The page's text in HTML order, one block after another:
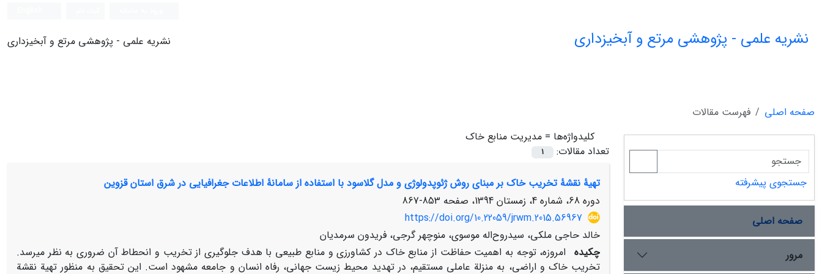
نشریه علمی - پژوهشی مرتع و آبخیزداری نشریه علمی - پژوهشی مرتع و آبخیزداری
صفحه اصلی
فهرست مقالات
کلیدواژه‌ها = مدیریت منابع خاک
تعداد مقالات:
1
تهیۀ نقشۀ تخریب خاک بر مبنای روش ژئوپدولوژی و مدل گلاسود با استفاده از سامانۀ اطلاعات جغرافیایی در شرق استان قزوین
دوره 68، شماره 4، زمستان 1394، صفحه
853-867
https://doi.org/10.22059/jrwm.2015.56967
خالد حاجی ملکی، سیدروح‌اله موسوی، منوچهر گرجی، فریدون سرمدیان
چکیده امروزه، توجه به اهمیت حفاظت از منابع خاک در کشاورزی و منابع طبیعی با هدف جلوگیری از تخریب و انحطاط آن ضروری به نظر می‏رسد.
تخریب‏ خاک و اراضی، به منزلة عاملی مستقیم، در تهدید محیط زیست جهانی، رفاه انسان و جامعه مشهود است. این تحقیق به منظور تهیة نقشة
جستجوی پیشرفته
صفحه اصلی
مرور